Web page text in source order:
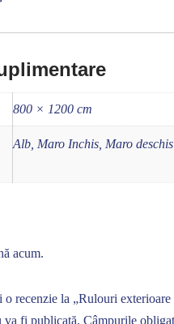
800 × 1200 cm
Alb, Maro Inchis, Maro deschis
acum.
o recenzie la „Rulouri
va fi publicată. Câmpurile